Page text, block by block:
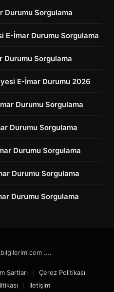
Durumu Sorgulama
E-İmar Durumu Sorgulama
Durumu Sorgulama
E-İmar Durumu 2026
Durumu Sorgulama
Durumu Sorgulama
Durumu Sorgulama
Durumu Sorgulama
Durumu Sorgulama
....
Şartları
Çerez Politikası
İletişim